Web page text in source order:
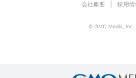
会社概要 採用情
© GMO Media, Inc.